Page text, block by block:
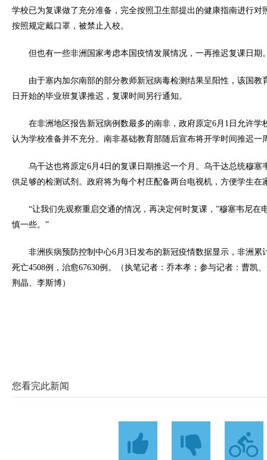
学校已为复课做了充分准备，完全按照卫生部提出的健康指南进行对
按照规定戴口罩，被禁止入校。
但也有一些非洲国家考虑本国疫情发展情况，一再推迟复课日期
由于塞内加尔南部的部分教师新冠病毒检测结果呈阳性，该国教
日开始的毕业班复课推迟，复课时间另行通知。
在非洲地区报告新冠病例数最多的南非，政府原定6月1日允许学
认为学校准备并不充分。南非基础教育部随后宣布将开学时间推迟一
乌干达也将原定6月4日的复课日期推迟一个月。乌干达总统穆塞
供足够的检测试剂。政府将为每个村庄配备两台电视机，方便学生在
“让我们先观察重启交通的情况，再决定何时复课，”穆塞韦尼在
慎一些。”
非洲疾病预防控制中心6月3日发布的新冠疫情数据显示，非洲累
死亡4508例，治愈67630例。（执笔记者：乔本孝；参与记者：曹凯
荆晶、李斯博）
您看完此新闻
走世界：闯荡欧亚大陆的几种省钱线路
德国公司员工休假 七问答
中华旅
德国幼儿